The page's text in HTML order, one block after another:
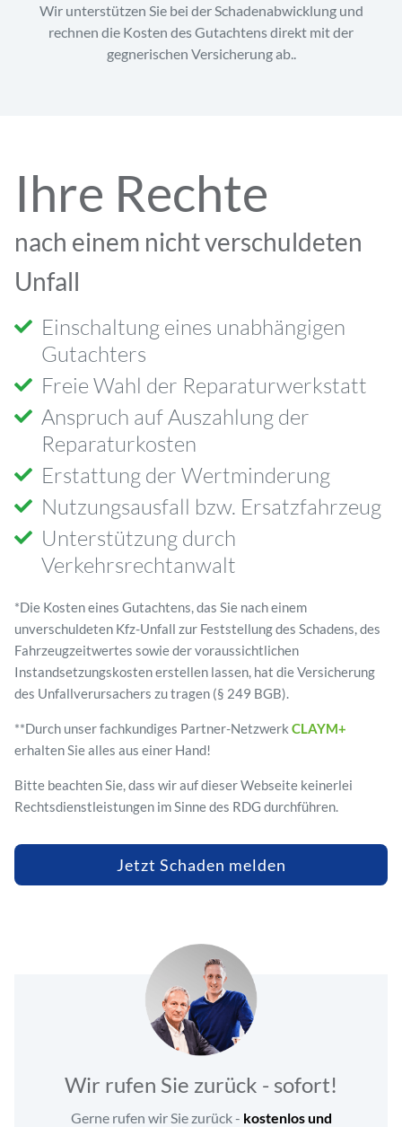
Wir unterstützen Sie bei der Schadenabwicklung und
rechnen die Kosten des Gutachtens direkt mit der
gegnerischen Versicherung ab..
Ihre Rechte
nach einem nicht verschuldeten
Unfall
Einschaltung eines unabhängigen
Gutachters
Freie Wahl der Reparaturwerkstatt
Anspruch auf Auszahlung der
Reparaturkosten
Erstattung der Wertminderung
Nutzungsausfall bzw. Ersatzfahrzeug
Unterstützung durch
Verkehrsrechtanwalt
*Die Kosten eines Gutachtens, das Sie nach einem
unverschuldeten Kfz-Unfall zur Feststellung des Schadens, des
Fahrzeugzeitwertes sowie der voraussichtlichen
Instandsetzungskosten erstellen lassen, hat die Versicherung
des Unfallverursachers zu tragen (§ 249 BGB).
**Durch unser fachkundiges Partner-Netzwerk CLAYM+
erhalten Sie alles aus einer Hand!
Bitte beachten Sie, dass wir auf dieser Webseite keinerlei
Rechtsdienstleistungen im Sinne des RDG durchführen.
Jetzt Schaden melden
Wir rufen Sie zurück - sofort!
Gerne rufen wir Sie zurück - kostenlos und